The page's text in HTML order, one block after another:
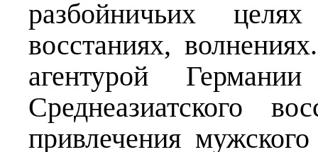
разбойничьих
восстаниях,
агентурой
Среднеазиатского
привлечения